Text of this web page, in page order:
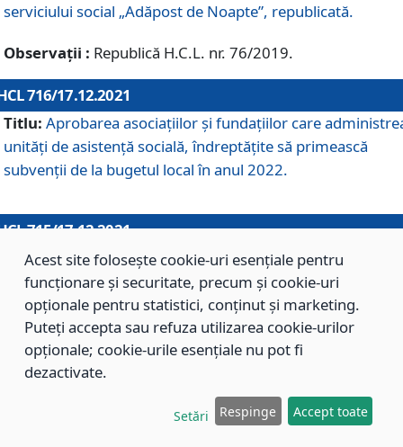
serviciului social „Adăpost de Noapte”, republicată.
Observații : Republică H.C.L. nr. 76/2019.
716/17.12.2021
Titlu: Aprobarea asociaţiilor şi fundaţiilor care
unităţi de asistenţă socială, îndreptăţite să primească
subvenţii de la bugetul local în anul 2022.
715/17.12.2021
Titlu: Aprobarea Planului de acţiuni sau lucrări de interes
local pentru anul 2022.
714/17.12.2021
Titlu: Modificarea Anexei la H.C.L. nr. 709/2020 privind
aprobarea Regulamentului de Organizare şi Funcţionare
Direcţiei de Asistenţă Socială Braşov.
Acest site folosește cookie-uri esențiale pentru
funcționare și securitate, precum și cookie-uri
opționale pentru statistici, conținut și marketing.
Puteți accepta sau refuza utilizarea cookie-urilor
opționale; cookie-urile esențiale nu pot fi
dezactivate.
Setări Respinge Accept toate